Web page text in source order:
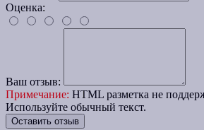
Оценка:
Ваш отзыв:
Примечание: HTML разметка не
Используйте обычный текст.
Оставить отзыв